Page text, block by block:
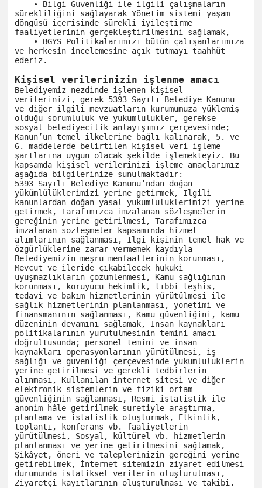
sürekliliğini sağlayarak Yönetim sistemi yaşam
döngüsü içerisinde sürekli iyileştirme
faaliyetlerinin gerçekleştirilmesini sağlamak,
ve herkesin incelemesine açık tutmayı taahhüt
ederiz.
Kişisel verilerinizin işlenme amacı
Belediyemiz nezdinde işlenen kişisel
verilerinizi, gerek 5393 Sayılı Belediye Kanunu
ve diğer ilgili mevzuatların kurumumuza yüklemiş
olduğu sorumluluk ve yükümlülükler, gerekse
sosyal belediyecilik anlayışımız çerçevesinde;
Kanun’un temel ilkelerine bağlı kalınarak, 5. ve
6. maddelerde belirtilen kişisel veri işleme
şartlarına uygun olacak şekilde işlemekteyiz. Bu
kapsamda kişisel verilerinizi işleme amaçlarımız
aşağıda bilgilerinize sunulmaktadır:
5393 Sayılı Belediye Kanunu’ndan doğan
yükümlülüklerimizi yerine getirmek, İlgili
kanunlardan doğan yasal yükümlülüklerimizi yerine
getirmek, Tarafımızca imzalanan sözleşmelerin
gereğinin yerine getirilmesi, Tarafımızca
imzalanan sözleşmeler kapsamında hizmet
alımlarının sağlanması, İlgi kişinin temel hak ve
özgürlüklerine zarar vermemek kaydıyla
Belediyemizin meşru menfaatlerinin korunması,
Mevcut ve ileride çıkabilecek hukuki
uyuşmazlıkların çözümlenmesi, Kamu sağlığının
korunması, koruyucu hekimlik, tıbbi teşhis,
tedavi ve bakım hizmetlerinin yürütülmesi ile
sağlık hizmetlerinin planlanması, yönetimi ve
finansmanının sağlanması, Kamu güvenliğini, kamu
düzeninin devamını sağlamak, İnsan kaynakları
politikalarının yürütülmesinin temini amacı
doğrultusunda; personel temini ve insan
kaynakları operasyonlarının yürütülmesi, iş
sağlığı ve güvenliği çerçevesinde yükümlülüklerin
yerine getirilmesi ve gerekli tedbirlerin
alınması, Kullanılan internet sitesi ve diğer
elektronik sistemlerin ve fiziki ortam
güvenliğinin sağlanması, Resmi istatistik ile
anonim hâle getirilmek suretiyle araştırma,
planlama ve istatistik oluşturmak, Etkinlik,
toplantı, konferans vb. faaliyetlerin
yürütülmesi, Sosyal, kültürel vb. hizmetlerin
planlanması ve yerine getirilmesini sağlamak,
Şikâyet, öneri ve taleplerinizin gereğini yerine
getirebilmek, İnternet sitemizin ziyaret edilmesi
durumunda istatiksel verilerin oluşturulması,
Ziyaretçi kayıtlarının oluşturulması ve takibi.